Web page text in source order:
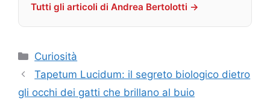
Tutti gli articoli di Andrea Bertolotti →
Categorie
Curiosità
Tapetum Lucidum: il segreto biologico dietro
gli occhi dei gatti che brillano al buio